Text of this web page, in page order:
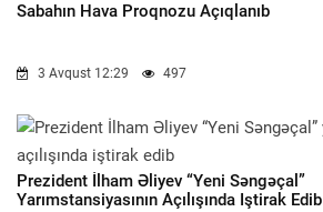
Sabahın Hava Proqnozu Açıqlanıb
3 Avqust 12:29 497
Prezident İlham Əliyev “Yeni Səngəçal”
Yarımstansiyasının Açılışında Iştirak Edib